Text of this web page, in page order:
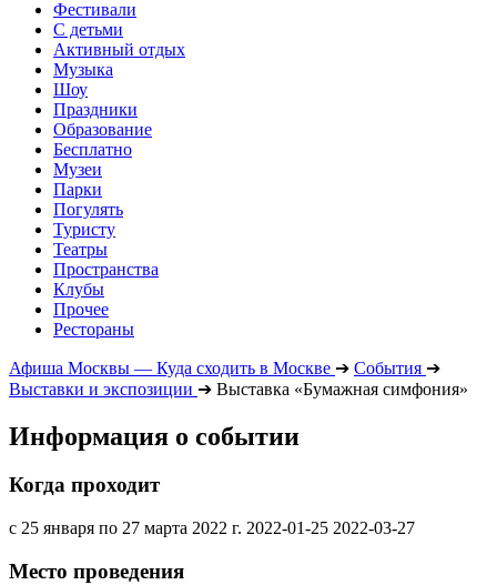
Фестивали
С детьми
Активный отдых
Музыка
Шоу
Праздники
Образование
Бесплатно
Музеи
Парки
Погулять
Туристу
Театры
Пространства
Клубы
Прочее
Рестораны
Афиша Москвы — Куда сходить в Москве ➔ События ➔
Выставки и экспозиции ➔ Выставка «Бумажная симфония»
Информация о событии
Когда проходит
с 25 января по 27 марта 2022 г. 2022-01-25 2022-03-27
Место проведения